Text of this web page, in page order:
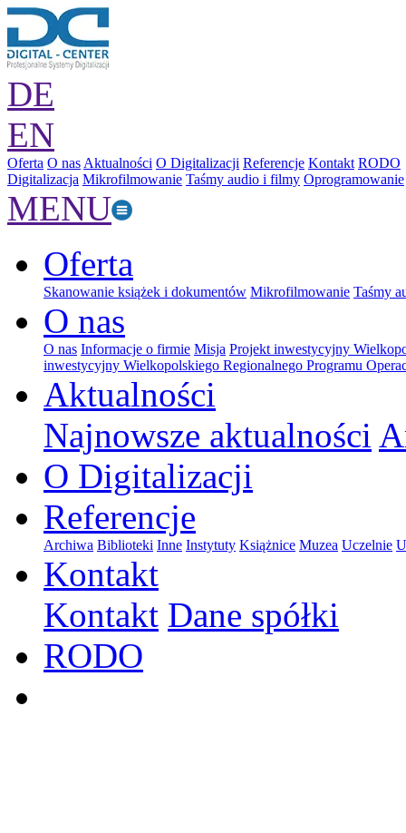
DE
EN
Oferta O nas Aktualności O Digitalizacji Referencje Kontakt RODO
Digitalizacja Mikrofilmowanie Taśmy audio i filmy Oprogramowanie
MENU
Oferta
Skanowanie książek i dokumentów Mikrofilmowanie Taśmy
O nas
O nas Informacje o firmie Misja Projekt inwestycyjny
inwestycyjny Wielkopolskiego Regionalnego Programu
Aktualności
Najnowsze aktualności
O Digitalizacji
Referencje
Archiwa Biblioteki Inne Instytuty Książnice Muzea Uczelnie
Kontakt
Kontakt Dane spółki
RODO